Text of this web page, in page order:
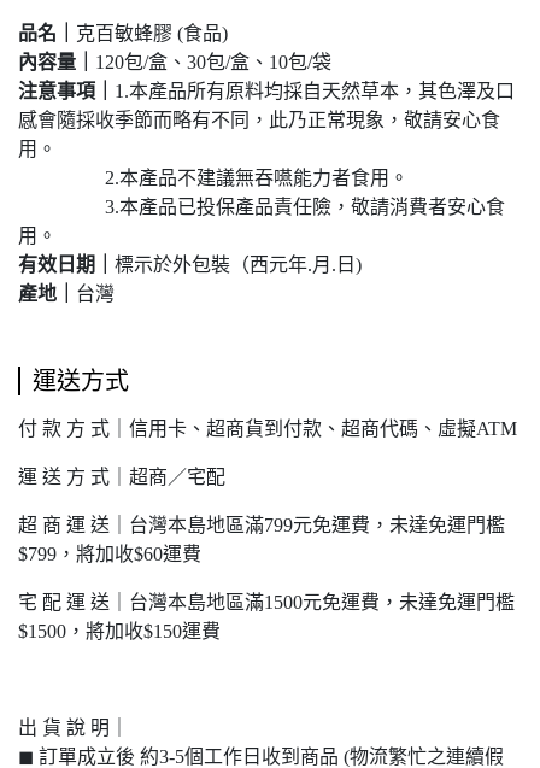
品名｜ 克百敏蜂膠 (食品)
內容量｜ 120包/盒、30包/盒、10包/袋
注意事項｜ 1.本產品所有原料均採自天然草本，其色澤及口
感會隨採收季節而略有不同，此乃正常現象，敬請安心食
用。
2.本產品不建議無吞嚥能力者食用。
3.本產品已投保產品責任險，敬請消費者安心食
用。
有效日期
標示於外包裝（西元年.月.日)
產地
台灣
運送方式
付 款 方 式｜信用卡、超商貨到付款、超商代碼、虛擬ATM
運 送 方 式｜超商／宅配
超 商 運 送｜台灣本島地區滿799元免運費，未達免運門檻
$799，將加收$60運費
宅 配 運 送｜台灣本島地區滿1500元免運費，未達免運門檻
$1500，將加收$150運費
出 貨 說 明｜
◼︎ 訂單成立後 約3-5個工作日收到商品 (物流繁忙之連續假